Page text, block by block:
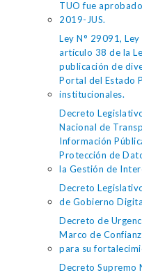
TUO fue
2019-JUS.
Ley N° 29091,
artículo 38 de la
publicación de
Portal del Estado
institucionales.
Decreto
Nacional de
Información
Protección de
la Gestión de
Decreto
de Gobierno
Decreto de
Marco de
para su
Decreto Supremo